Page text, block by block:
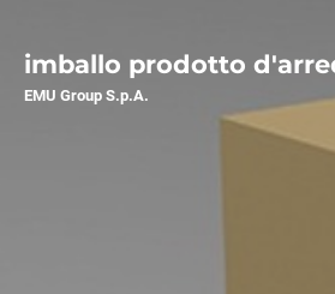
imballo prodotto
EMU Group S.p.A.